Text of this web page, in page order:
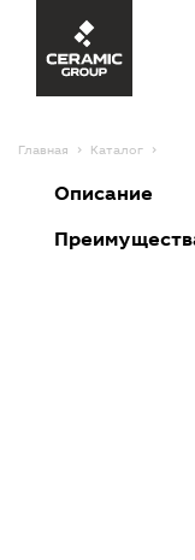
Главная Каталог
Описание